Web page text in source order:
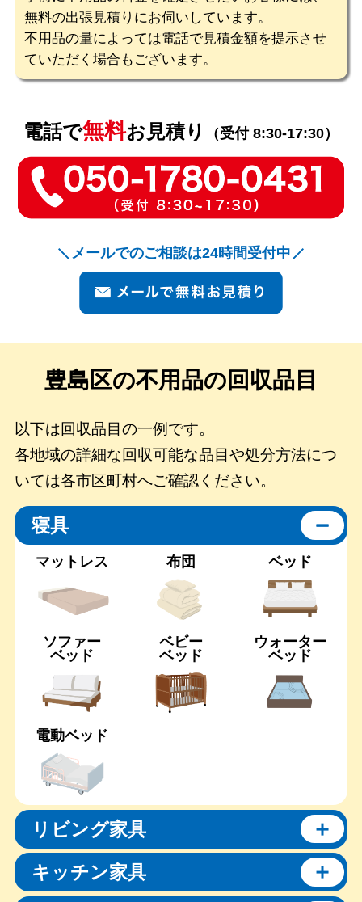
無料の出張見積りにお伺いしています。
不用品の量によっては電話で見積金額を提示させ
ていただく場合もございます。
電話で無料お見積り （受付 8:30-17:30）
メールでのご相談は24時間受付中
豊島区の不用品の回収品目
以下は回収品目の一例です。
各地域の詳細な回収可能な品目や処分方法につ
いては各市区町村へご確認ください。
寝具
マットレス 布団 ベッド
ソファー
ベッド
ベビー
ベッド
ウォーター
ベッド
電動ベッド
リビング家具
キッチン家具